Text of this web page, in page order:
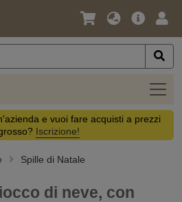
Lingua
Valuta
Offerta
e vuoi fare acquisti a prezzi
Iscrizione!
Spille di Natale
di neve, con